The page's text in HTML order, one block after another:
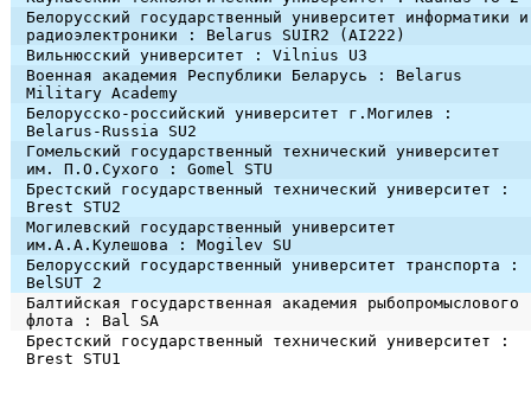
Белорусский государственный университет информатики и
радиоэлектроники : Belarus SUIR2 (AI222)
Вильнюсский университет : Vilnius U3
Военная академия Республики Беларусь : Belarus
Military Academy
Белорусско-российский университет г.Могилев :
Belarus-Russia SU2
Гомельский государственный технический университет
им. П.О.Сухого : Gomel STU
Брестский государственный технический университет :
Brest STU2
Могилевский государственный университет
им.А.А.Кулешова : Mogilev SU
Белорусский государственный университет транспорта :
BelSUT 2
Балтийская государственная академия рыбопромыслового
флота : Bal SA
Брестский государственный технический университет :
Brest STU1